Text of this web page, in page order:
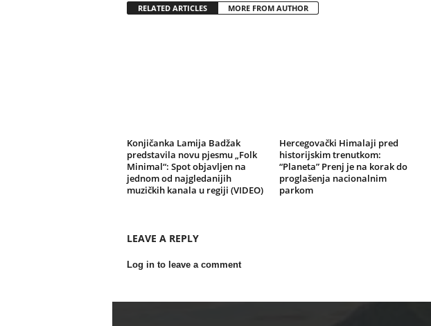
RELATED ARTICLES MORE FROM AUTHOR
Konjičanka Lamija Badžak
predstavila novu pjesmu „Folk
Minimal“: Spot objavljen na
jednom od najgledanijih
muzičkih kanala u regiji (VIDEO)
Hercegovački Himalaji pred
historijskim trenutkom:
“Planeta” Prenj je na korak do
proglašenja nacionalnim
parkom
LEAVE A REPLY
Log in to leave a comment